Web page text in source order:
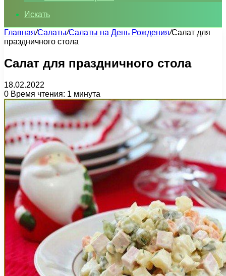
Искать
Главная/Салаты/Салаты на День Рождения/Салат для
праздничного стола
Салат для праздничного стола
18.02.2022
0 Время чтения: 1 минута